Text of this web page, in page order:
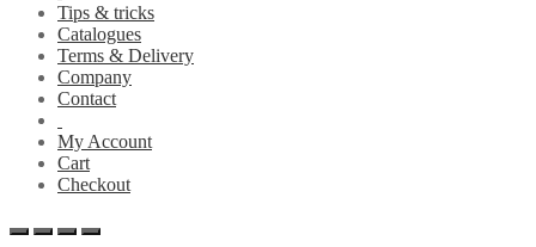
Tips & tricks
Catalogues
Terms & Delivery
Company
Contact
My Account
Cart
Checkout